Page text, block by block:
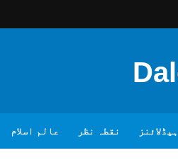
ہیڈلائنز نقطہ نظر عالم اسلام